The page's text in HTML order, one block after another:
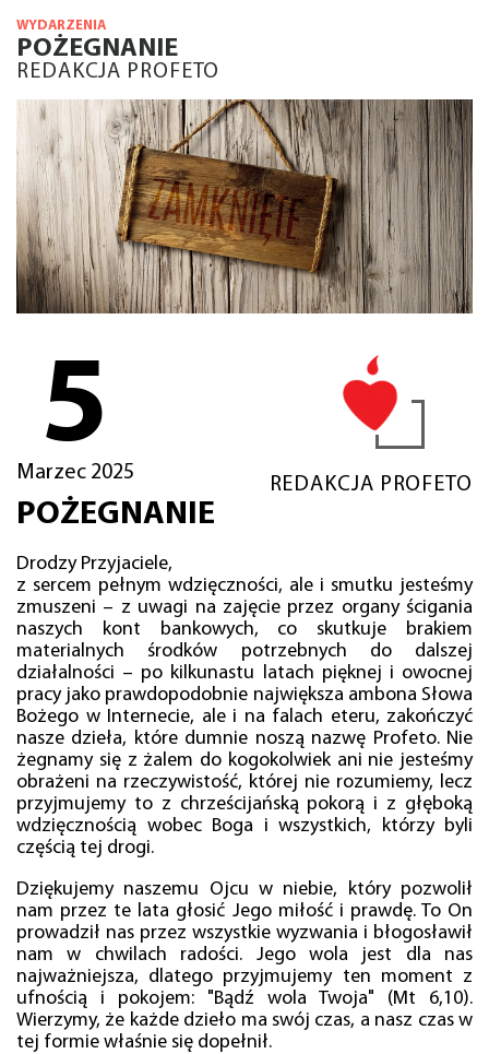
WYDARZENIA
POŻEGNANIE
REDAKCJA PROFETO
5
Marzec 2025
REDAKCJA PROFETO
POŻEGNANIE
Drodzy Przyjaciele,
z sercem pełnym wdzięczności, ale i smutku jesteśmy
zmuszeni – z uwagi na zajęcie przez organy ścigania
naszych kont bankowych, co skutkuje brakiem
materialnych środków potrzebnych do dalszej
działalności – po kilkunastu latach pięknej i owocnej
pracy jako prawdopodobnie największa ambona Słowa
Bożego w Internecie, ale i na falach eteru, zakończyć
nasze dzieła, które dumnie noszą nazwę Profeto. Nie
żegnamy się z żalem do kogokolwiek ani nie jesteśmy
obrażeni na rzeczywistość, której nie rozumiemy, lecz
przyjmujemy to z chrześcijańską pokorą i z głęboką
wdzięcznością wobec Boga i wszystkich, którzy byli
częścią tej drogi.
Dziękujemy naszemu Ojcu w niebie, który pozwolił
nam przez te lata głosić Jego miłość i prawdę. To On
prowadził nas przez wszystkie wyzwania i błogosławił
nam w chwilach radości. Jego wola jest dla nas
najważniejsza, dlatego przyjmujemy ten moment z
ufnością i pokojem: "Bądź wola Twoja" (Mt 6,10).
Wierzymy, że każde dzieło ma swój czas, a nasz czas w
tej formie właśnie się dopełnił.